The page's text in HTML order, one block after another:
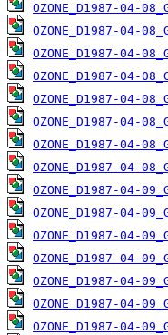
OZONE_D1987-04-
OZONE_D1987-04-
OZONE_D1987-04-
OZONE_D1987-04-
OZONE_D1987-04-
OZONE_D1987-04-
OZONE_D1987-04-
OZONE_D1987-04-
OZONE_D1987-04-
OZONE_D1987-04-
OZONE_D1987-04-
OZONE_D1987-04-
OZONE_D1987-04-
OZONE_D1987-04-
OZONE_D1987-04-